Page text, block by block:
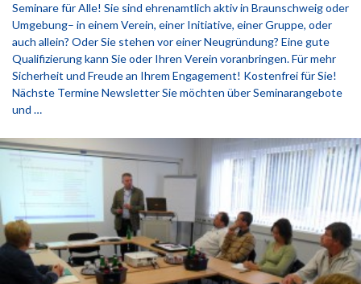
Seminare für Alle! Sie sind ehrenamtlich aktiv in Braunschweig oder
Umgebung– in einem Verein, einer Initiative, einer Gruppe, oder
auch allein? Oder Sie stehen vor einer Neugründung? Eine gute
Qualifizierung kann Sie oder Ihren Verein voranbringen. Für mehr
Sicherheit und Freude an Ihrem Engagement! Kostenfrei für Sie!
Nächste Termine Newsletter Sie möchten über Seminarangebote
und …